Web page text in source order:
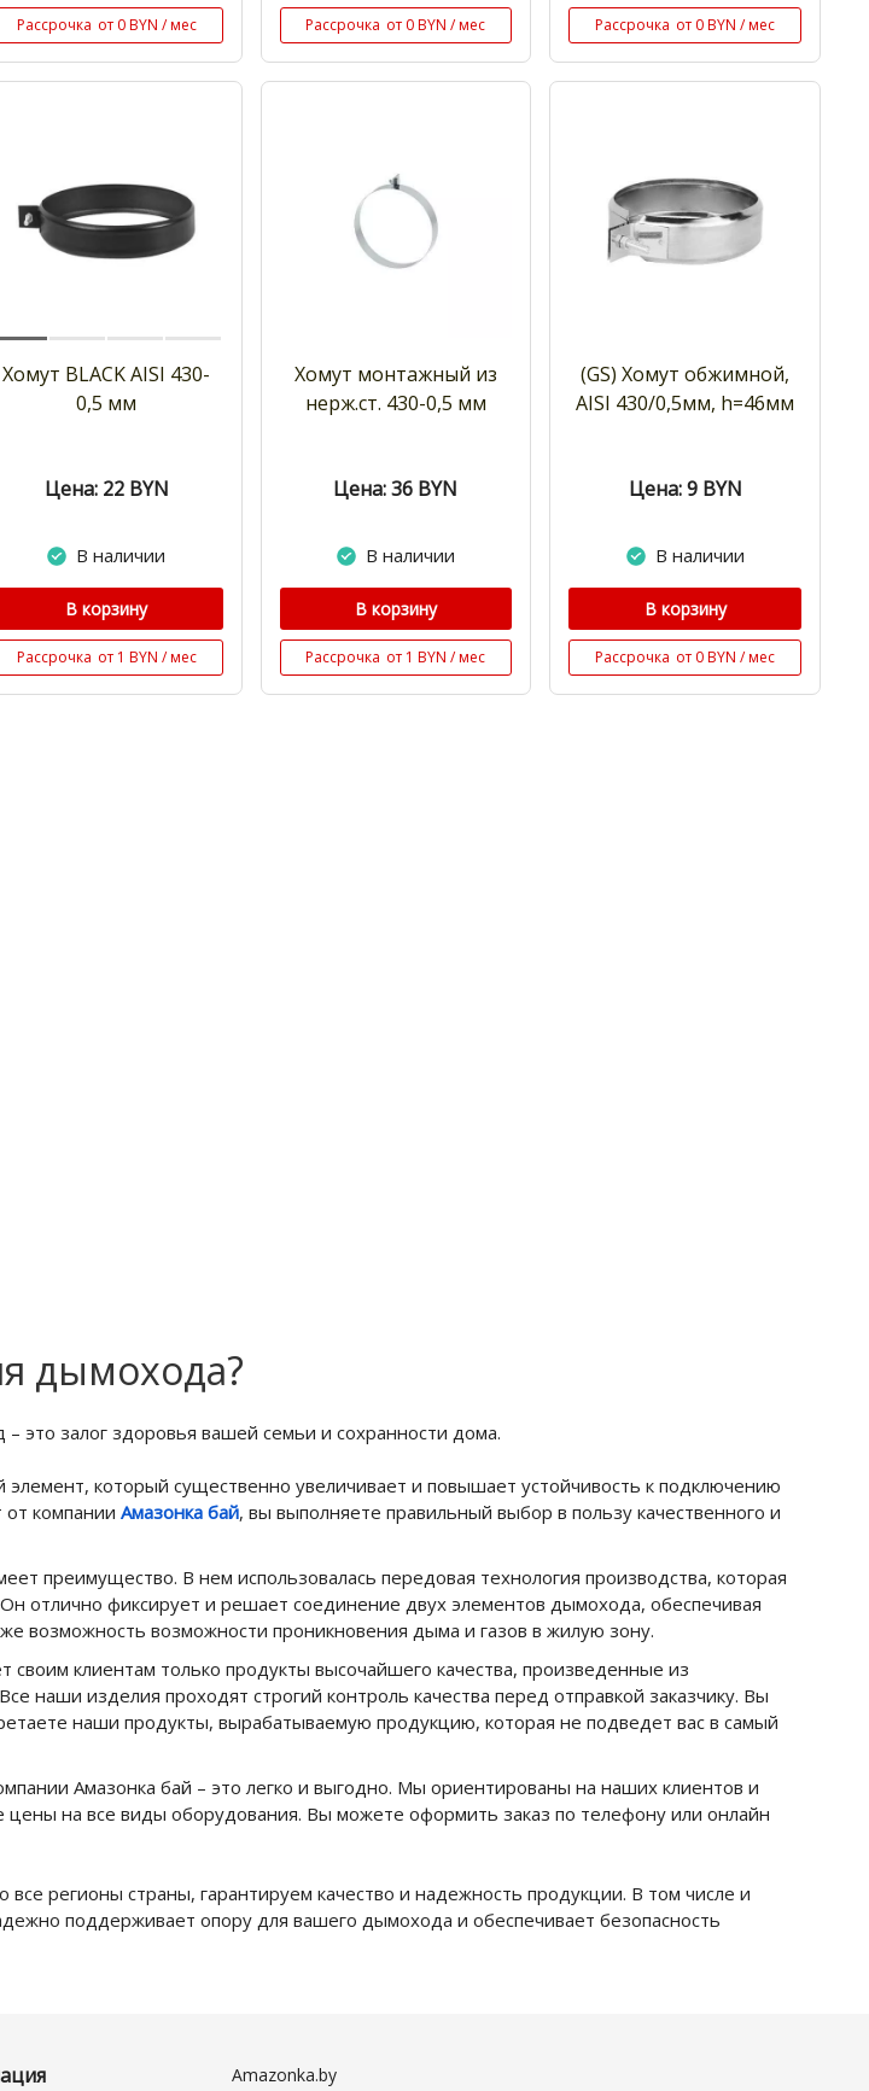
Рассрочка от 0 BYN / мес Рассрочка от 0 BYN / мес Рассрочка от 0 BYN / мес
Хомут BLACK AISI 430-
0,5 мм
Цена: 22 BYN
В наличии
В корзину
Рассрочка от 1 BYN / мес
Хомут монтажный из
нерж.ст. 430-0,5 мм
Цена: 36 BYN
В наличии
В корзину
Рассрочка от 1 BYN / мес
(GS) Хомут обжимной,
AISI 430/0,5мм, h=46мм
Цена: 9 BYN
В наличии
В корзину
Рассрочка от 0 BYN / мес
дымохода?
это залог здоровья вашей семьи и сохранности дома.
элемент, который существенно увеличивает и повышает устойчивость к подключению
компании Амазонка бай, вы выполняете правильный выбор в пользу качественного и
преимущество. В нем использовалась передовая технология производства, которая
Он отлично фиксирует и решает соединение двух элементов дымохода, обеспечивая
возможность возможности проникновения дыма и газов в жилую зону.
своим клиентам только продукты высочайшего качества, произведенные из
Все наши изделия проходят строгий контроль качества перед отправкой заказчику. Вы
наши продукты, вырабатываемую продукцию, которая не подведет вас в самый
Амазонка бай – это легко и выгодно. Мы ориентированы на наших клиентов и
на все виды оборудования. Вы можете оформить заказ по телефону или онлайн
регионы страны, гарантируем качество и надежность продукции. В том числе и
поддерживает опору для вашего дымохода и обеспечивает безопасность
Amazonka.by